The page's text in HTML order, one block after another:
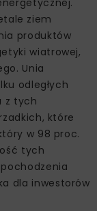
ziem
produktów
wiatrowej,
Unia
odległych
z tych
które
w 98 proc.
tych
dla inwestorów